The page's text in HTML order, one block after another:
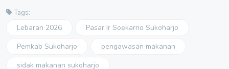
Tags:
Lebaran 2026
Pasar Ir Soekarno Sukoharjo
Pemkab Sukoharjo
pengawasan makanan
sidak makanan sukoharjo